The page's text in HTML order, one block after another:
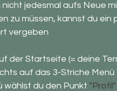
nicht jedesmal aufs Neue
zu müssen, kannst du ein
vergeben
der Startseite (= deine
auf das 3-Striche Menü
wählst du den Punkt "Profil"